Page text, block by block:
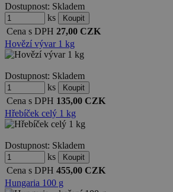
Dostupnost: Skladem
ks
Cena s DPH 27,00 CZK
Hovězí vývar 1 kg
Dostupnost: Skladem
ks
Cena s DPH 135,00 CZK
Hřebíček celý 1 kg
Dostupnost: Skladem
ks
Cena s DPH 455,00 CZK
Hungaria 100 g